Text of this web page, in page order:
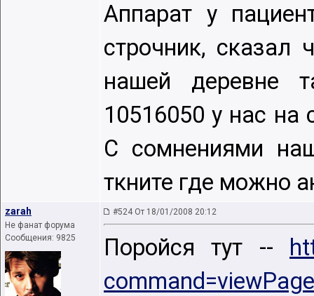
Аппарат у
строчник,
нашей деревне
10516050 у нас на
С сомнениями
ткните где можно
zarah
Не фанат форума
Сообщения: 9825
#524 От 18/01/2008 20:12
Поройся тут --